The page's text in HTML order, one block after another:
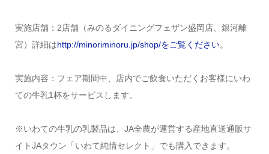
実施店舗：2店舗（みのるダイニングフェザン盛岡店、銀河離
宮）詳細はhttp://minoriminoru.jp/shop/をご覧ください。
実施内容：フェア期間中、店内でご飲食いただくお客様にいわ
ての牛乳1杯をサービスします。
※いわての牛乳の乳製品は、JA全農が運営する産地直送通販サ
イトJAタウン「いわて純情セレクト」でも購入できます。